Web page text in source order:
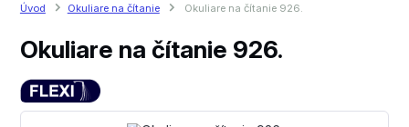
Úvod Okuliare na čítanie Okuliare na čítanie 926.
Okuliare na čítanie 926.